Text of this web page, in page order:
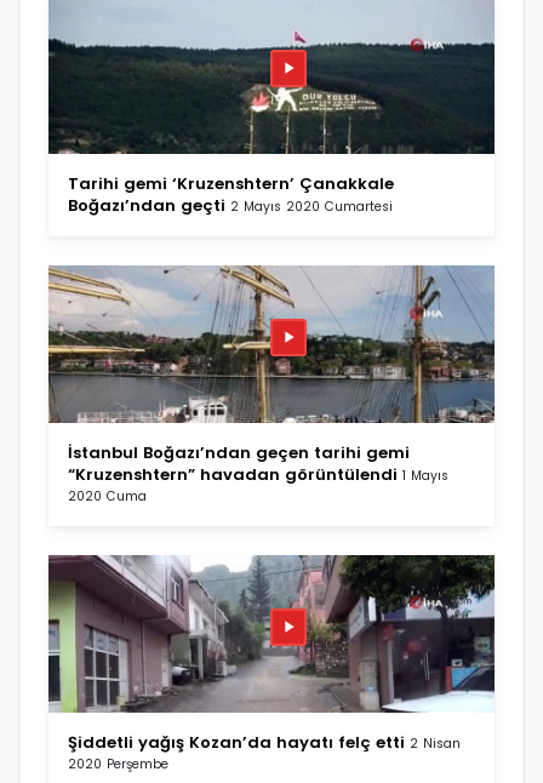
Tarihi gemi ‘Kruzenshtern’ Çanakkale
Boğazı’ndan geçti 2 Mayıs 2020 Cumartesi
İstanbul Boğazı’ndan geçen tarihi gemi
“Kruzenshtern” havadan görüntülendi 1 Mayıs
2020 Cuma
Şiddetli yağış Kozan’da hayatı felç etti 2 Nisan
2020 Perşembe